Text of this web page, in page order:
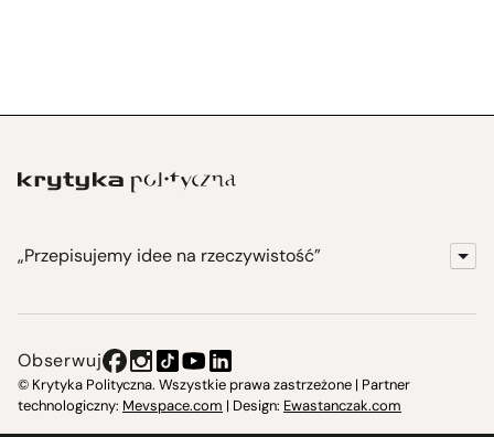
„Przepisujemy idee na rzeczywistość”
Instytut Krytyki Politycznej
Obserwuj
© Krytyka Polityczna. Wszystkie prawa zastrzeżone | Partner
technologiczny: Mevspace.com | Design: Ewastanczak.com